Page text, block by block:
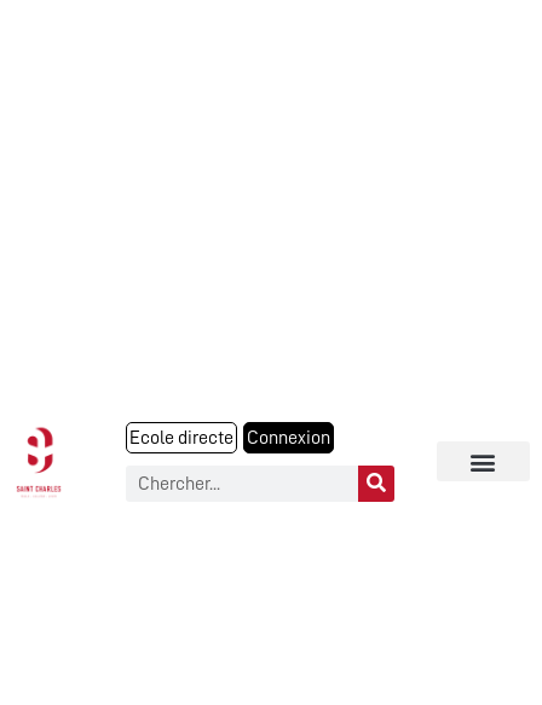
Ecole directe Connexion